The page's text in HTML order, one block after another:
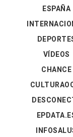
ESPAÑA
VÍDEOS
CHANCE